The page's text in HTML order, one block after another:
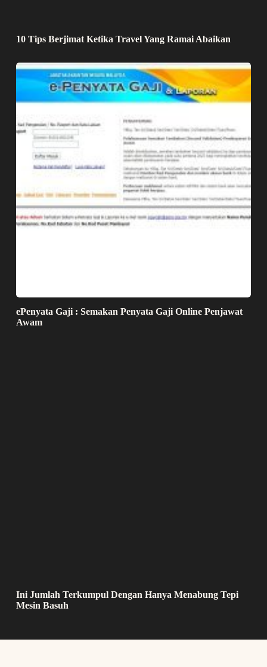
10 Tips Berjimat Ketika Travel Yang Ramai Abaikan
ePenyata Gaji : Semakan Penyata Gaji Online Penjawat
Awam
Ini Jumlah Terkumpul Dengan Hanya Menabung Tepi
Mesin Basuh